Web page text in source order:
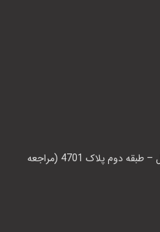
مشهد، بزرگراه بابانظر – بازار بزرگ ملل – طبقه دوم پلاک 4701 (مراجعه